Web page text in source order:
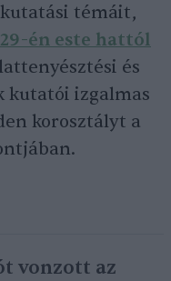
témáit,
én este hattól
és
kutatói izgalmas
korosztályt a
vonzott az